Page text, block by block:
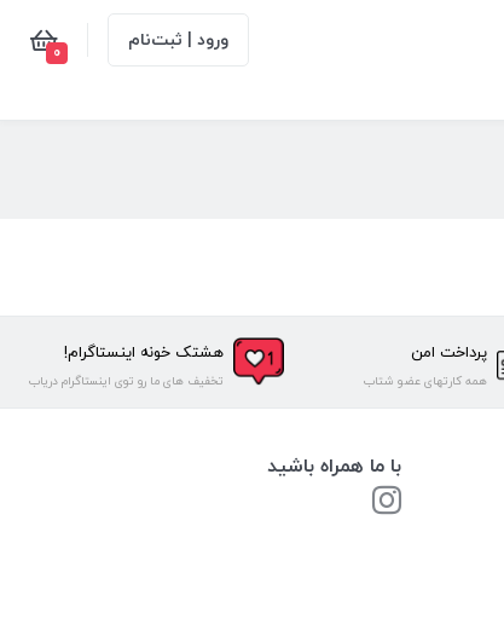
ورود | ثبت‌نام 0
پرداخت امن
همه کارتهای عضو شتاب
هشتک خونه اینستاگرام!
تخفیف های ما رو توی اینستاگرام دریاب
با ما همراه باشید